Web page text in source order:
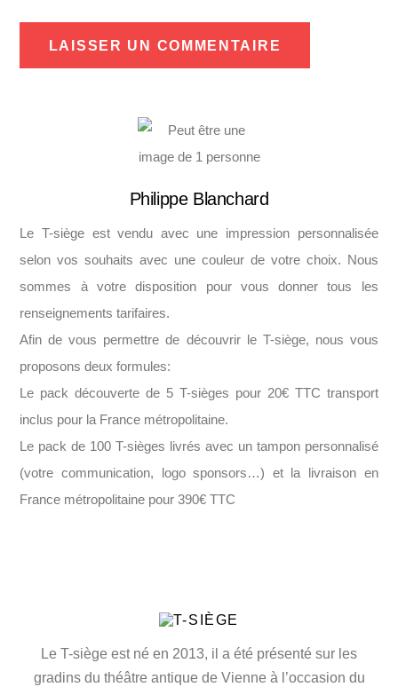
Philippe Blanchard
Le T-siège est vendu avec une impression personnalisée
selon vos souhaits avec une couleur de votre choix. Nous
sommes à votre disposition pour vous donner tous les
renseignements tarifaires.
Afin de vous permettre de découvrir le T-siège, nous vous
proposons deux formules:
Le pack découverte de 5 T-sièges pour 20€ TTC transport
inclus pour la France métropolitaine.
Le pack de 100 T-sièges livrés avec un tampon personnalisé
(votre communication, logo sponsors…) et la livraison en
France métropolitaine pour 390€ TTC
Le T-siège est né en 2013, il a été présenté sur les
gradins du théâtre antique de Vienne à l’occasion du